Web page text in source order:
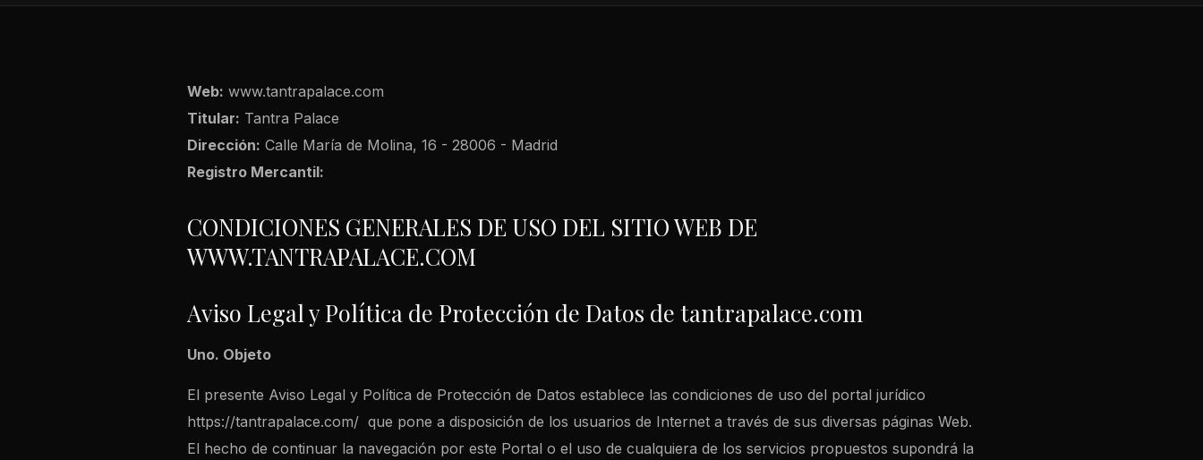
Web: www.tantrapalace.com
Titular: Tantra Palace
Dirección: Calle María de Molina, 16 - 28006 - Madrid
Registro Mercantil:
CONDICIONES GENERALES DE USO DEL SITIO WEB DE
WWW.TANTRAPALACE.COM
Aviso Legal y Política de Protección de Datos de tantrapalace.com
Uno. Objeto
El presente Aviso Legal y Política de Protección de Datos establece las condiciones de uso del portal jurídico
https://tantrapalace.com/ que pone a disposición de los usuarios de Internet a través de sus diversas páginas Web.
El hecho de continuar la navegación por este Portal o el uso de cualquiera de los servicios propuestos supondrá la